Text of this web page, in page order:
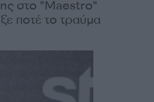
στο "Maestrο"
ποτέ το τραύμα